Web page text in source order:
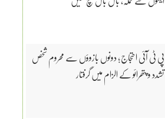
پی ٹی آئی احتجاج؛ دونوں بازوؤں سے محروم شخص
تشدد و پتھرائو کے الزام میں گرفتار